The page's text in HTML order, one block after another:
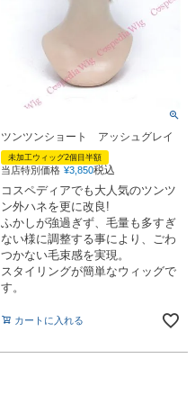
ツンツンショート アッシュグレイ
未加工ウィッグ2個目半額
当店特別価格 ¥3,850税込
コスペディアでも大人気のツンツ
ン外ハネを更に改良!
ふかしが強過ぎず、毛量も多すぎ
ない様に調整する事により、ごわ
つかない毛束感を実現。
スタイリングが簡単なウィッグで
す。
カートに入れる